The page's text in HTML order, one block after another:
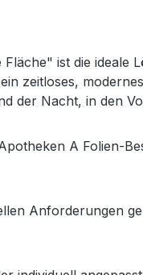
ist die
zeitloses,
der Nacht, in den
A Folien-
Anforderungen